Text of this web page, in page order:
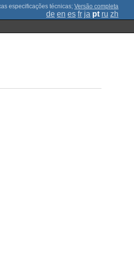
; Versão completa
de en es fr ja pt ru zh